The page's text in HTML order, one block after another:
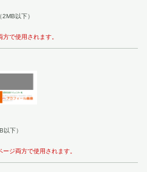
以下）
で使用されます。
下）
ジ両方で使用されます。